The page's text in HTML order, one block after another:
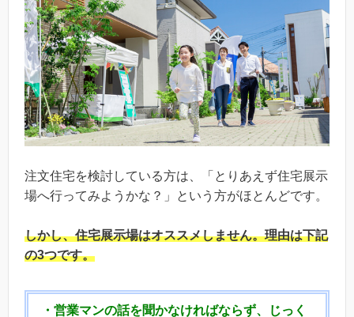
注文住宅を検討している方は、「とりあえず住宅展示
場へ行ってみようかな？」という方がほとんどです。
しかし、住宅展示場はオススメしません。理由は下記
の3つです。
・営業マンの話を聞かなければならず、じっく